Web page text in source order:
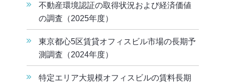
不動産環境認証の取得状況および経済価値
の調査（2025年度）
東京都心5区賃貸オフィスビル市場の長期予
測調査（2024年度）
特定エリア大規模オフィスビルの賃料長期